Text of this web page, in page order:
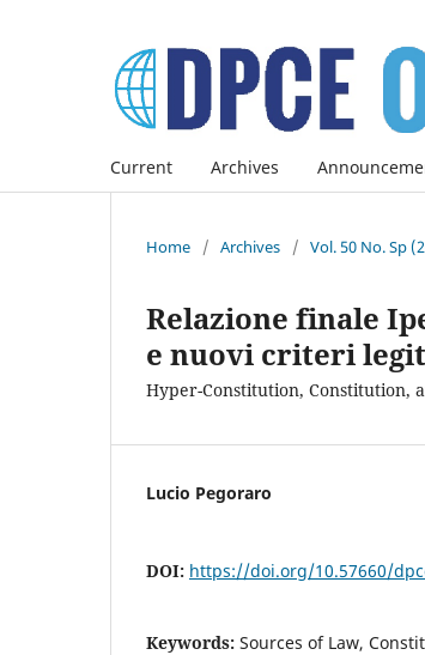
Current Archives
Home / Archives / Vol. 50 No. Sp
Relazione finale
e nuovi criteri
Hyper-Constitution, Constitution,
Lucio Pegoraro
DOI: https://doi.org/10.57660/
Keywords: Sources of Law,